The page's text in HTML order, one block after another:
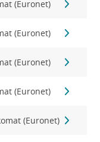
(Euronet)
(Euronet)
(Euronet)
(Euronet)
(Euronet)